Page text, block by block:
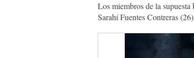
Los miembros de la
Sarahí Fuentes Contreras